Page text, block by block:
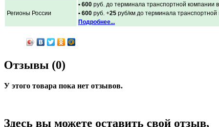
Регионы России
• 600 руб. до терминала транспортной компании
• 600 руб. +25 руб/км до терминала
Подробнее...
Отзывы (0)
У этого товара пока нет отзывов.
Здесь вы можете оставить свой отзыв,